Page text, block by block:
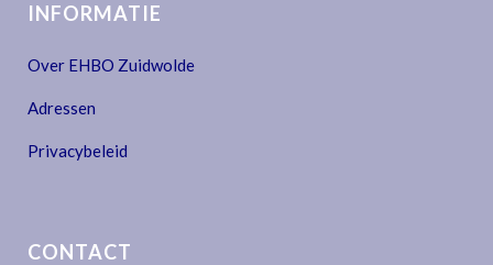
INFORMATIE
Over EHBO Zuidwolde
Adressen
Privacybeleid
CONTACT